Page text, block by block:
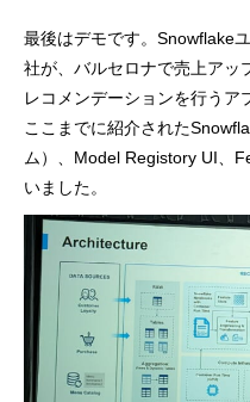
最後はデモです。Snowflake
社が、バルセロナで売上アッ
レコメンデーションを行うア
ここまでに紹介された
ム）、Model Registory UI、
いました。